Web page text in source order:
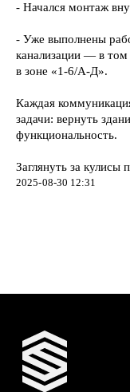
- Начался монтаж
- Уже выполнены
канализации — в том
в зоне «1-6/А-Д».
Каждая
задачи: вернуть
функциональность.
Заглянуть за кулисы
2025-08-30 12:31